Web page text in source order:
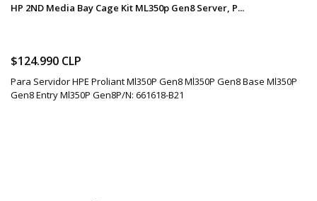
HP 2ND Media Bay Cage Kit ML350p Gen8 Server, P...
$124.990 CLP
Para Servidor HPE Proliant Ml350P Gen8 Ml350P Gen8 Base Ml350P
Gen8 Entry Ml350P Gen8P/N: 661618-B21